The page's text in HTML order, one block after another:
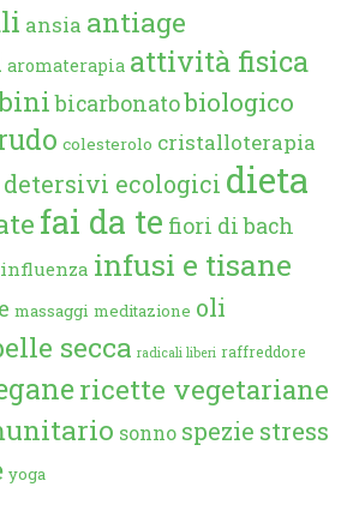
ansia antiage
aromaterapia attività fisica
bicarbonatobiologico
colesterolo cristalloterapia
detersivi ecologici dieta
fai da te fiori di bach
influenza infusi e tisane
massaggi meditazione oli
secca radicali liberi raffreddore
ricette vegetariane
sonno spezie stress
yoga